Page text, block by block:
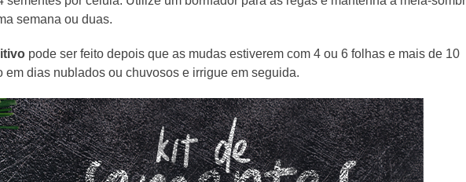
semana ou duas.
pode ser feito depois que as mudas estiverem com 4 ou 6 folhas e mais de 10
em dias nublados ou chuvosos e irrigue em seguida.